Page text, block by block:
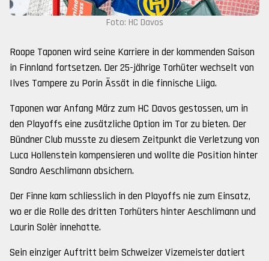
Foto: HC Davos
Roope Taponen wird seine Karriere in der kommenden Saison
in Finnland fortsetzen. Der 25-jährige Torhüter wechselt von
Ilves Tampere zu Porin Ässät in die finnische Liiga.
Taponen war Anfang März zum HC Davos gestossen, um in
den Playoffs eine zusätzliche Option im Tor zu bieten. Der
Bündner Club musste zu diesem Zeitpunkt die Verletzung von
Luca Hollenstein kompensieren und wollte die Position hinter
Sandro Aeschlimann absichern.
Der Finne kam schliesslich in den Playoffs nie zum Einsatz,
wo er die Rolle des dritten Torhüters hinter Aeschlimann und
Laurin Solèr innehatte.
Sein einziger Auftritt beim Schweizer Vizemeister datiert